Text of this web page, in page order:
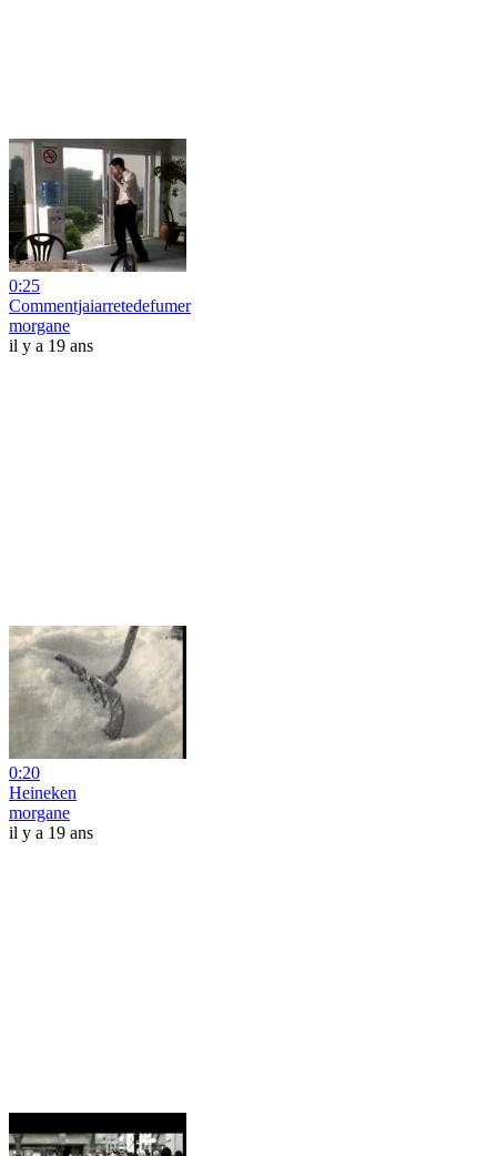
0:25
Commentjaiarretedefumer
morgane
il y a 19 ans
0:20
Heineken
morgane
il y a 19 ans